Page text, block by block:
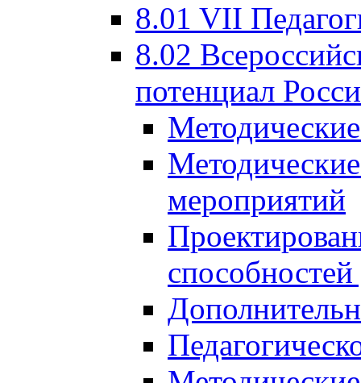
8.01 VII
8.02
потенциал
мероприятий